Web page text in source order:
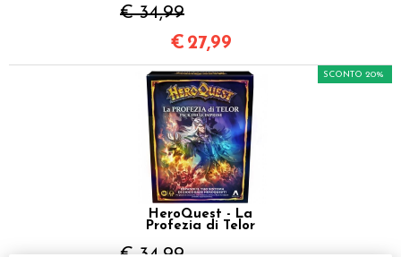
€ 34,99
€ 27,99
HeroQuest - La
Profezia di Telor
SCONTO 20%